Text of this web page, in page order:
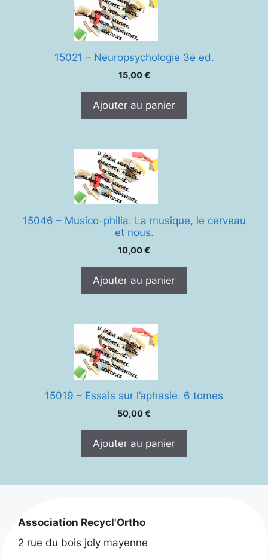
15021 – Neuropsychologie 3e ed.
15,00€
Ajouter au panier
15046 – Musico-philia. La musique, le cerveau
et nous.
10,00€
Ajouter au panier
15019 – Essais sur l’aphasie. 6 tomes
50,00€
Ajouter au panier
Association Recycl'Ortho
2 rue du bois joly mayenne